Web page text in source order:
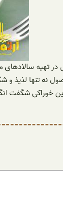
در تهیه
نه تنها لذیذ و
خوراکی شگفت